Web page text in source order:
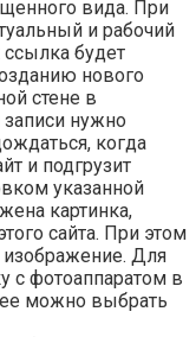
вида. При
и рабочий
ссылка будет
нового
стене в
нужно
когда
и подгрузит
указанной
картинка,
сайта. При этом
Для
с фотоаппаратом в
можно выбрать